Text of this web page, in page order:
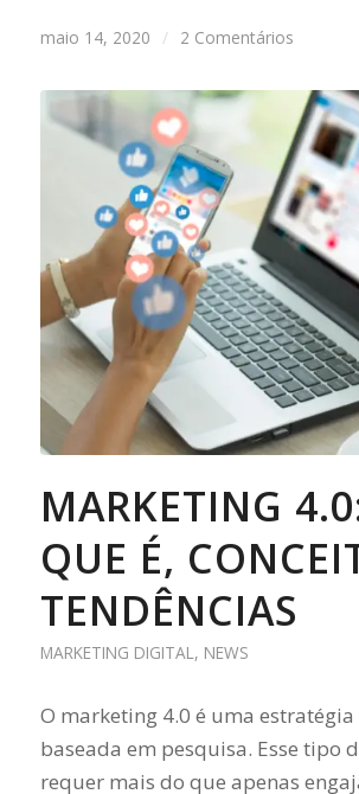
maio 14, 2020 / 2 Comentários
MARKETING
QUE É,
TENDÊNCIAS
MARKETING DIGITAL, NEWS
O marketing 4.0 é uma
baseada em pesquisa. Esse tipo
requer mais do que apenas